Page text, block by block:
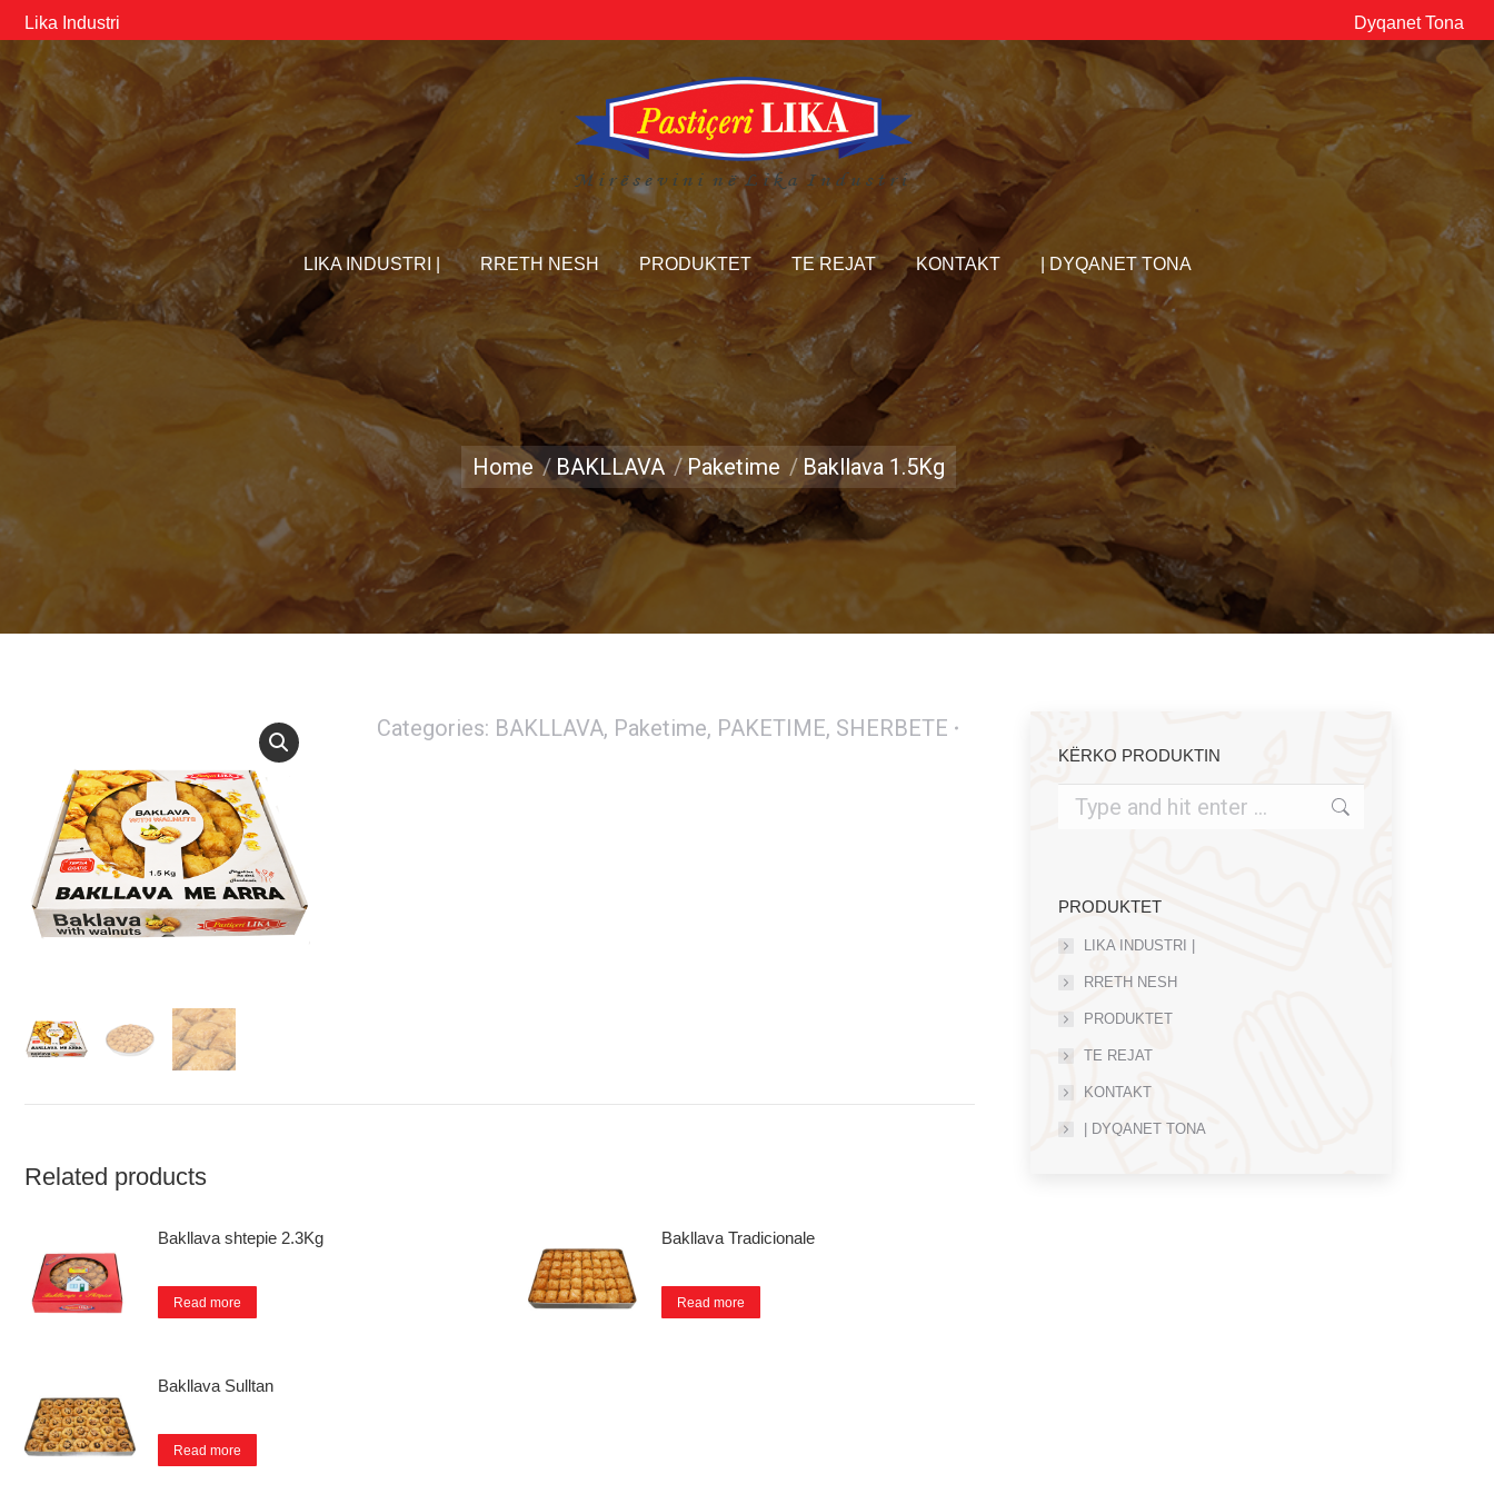
Lika Industri Dyqanet Tona
LIKA INDUSTRI | RRETH NESH PRODUKTET TE REJAT KONTAKT | DYQANET TONA
You are here:
Home BAKLLAVA Paketime Bakllava 1.5Kg
Categories: BAKLLAVA, Paketime, PAKETIME, SHERBETE
Related products
Bakllava shtepie 2.3Kg
Read more
Bakllava Tradicionale
Read more
Bakllava Sulltan
Read more
KËRKO PRODUKTIN
PRODUKTET
LIKA INDUSTRI |
RRETH NESH
PRODUKTET
TE REJAT
KONTAKT
| DYQANET TONA
TE REJAT KONTAKT | DYQANET TONA